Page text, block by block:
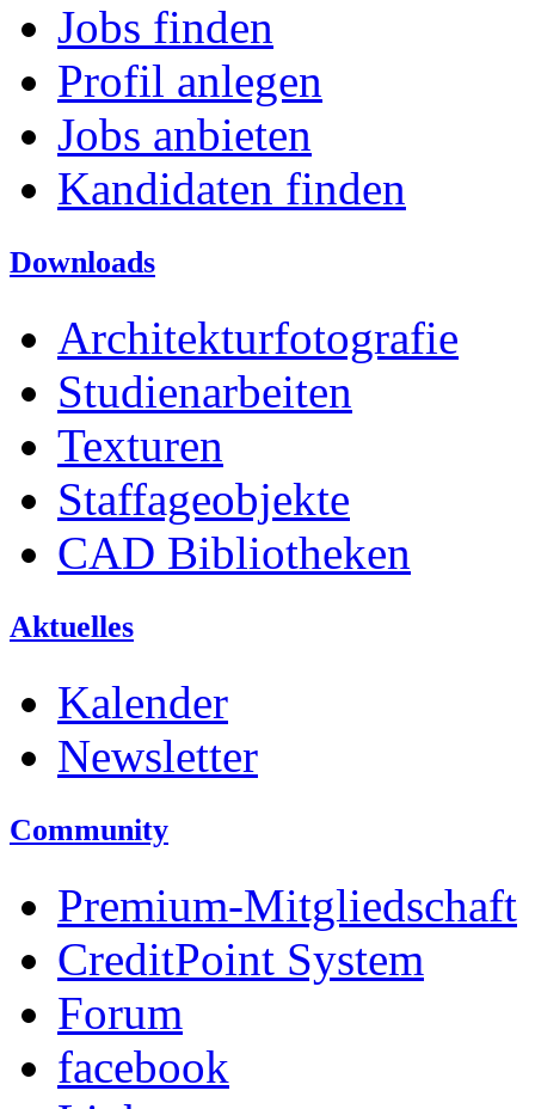
Jobs finden
Profil anlegen
Jobs anbieten
Kandidaten finden
Downloads
Architekturfotografie
Studienarbeiten
Texturen
Staffageobjekte
CAD Bibliotheken
Aktuelles
Kalender
Newsletter
Community
Premium-Mitgliedschaft
CreditPoint System
Forum
facebook